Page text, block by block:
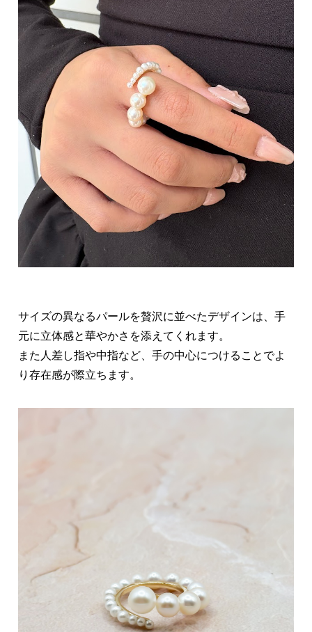
サイズの異なるパールを贅沢に並べたデザインは、手
元に立体感と華やかさを添えてくれます。
また人差し指や中指など、手の中心につけることでよ
り存在感が際立ちます。